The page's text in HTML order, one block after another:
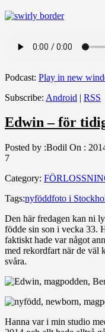
Podcast: Play in new
Subscribe: Android | RSS
Edwin – för
Posted by :Bodil On :
7
Category:
Tags:nyföddfoto i
Den här fredagen kan ni
födde sin son i vecka 33.
faktiskt hade var något
med rekordfart när de väl
svåra.
Hanna var i min studio